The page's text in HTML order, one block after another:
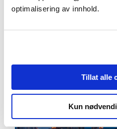
optimalisering av innhold.
Tillat alle
Kun